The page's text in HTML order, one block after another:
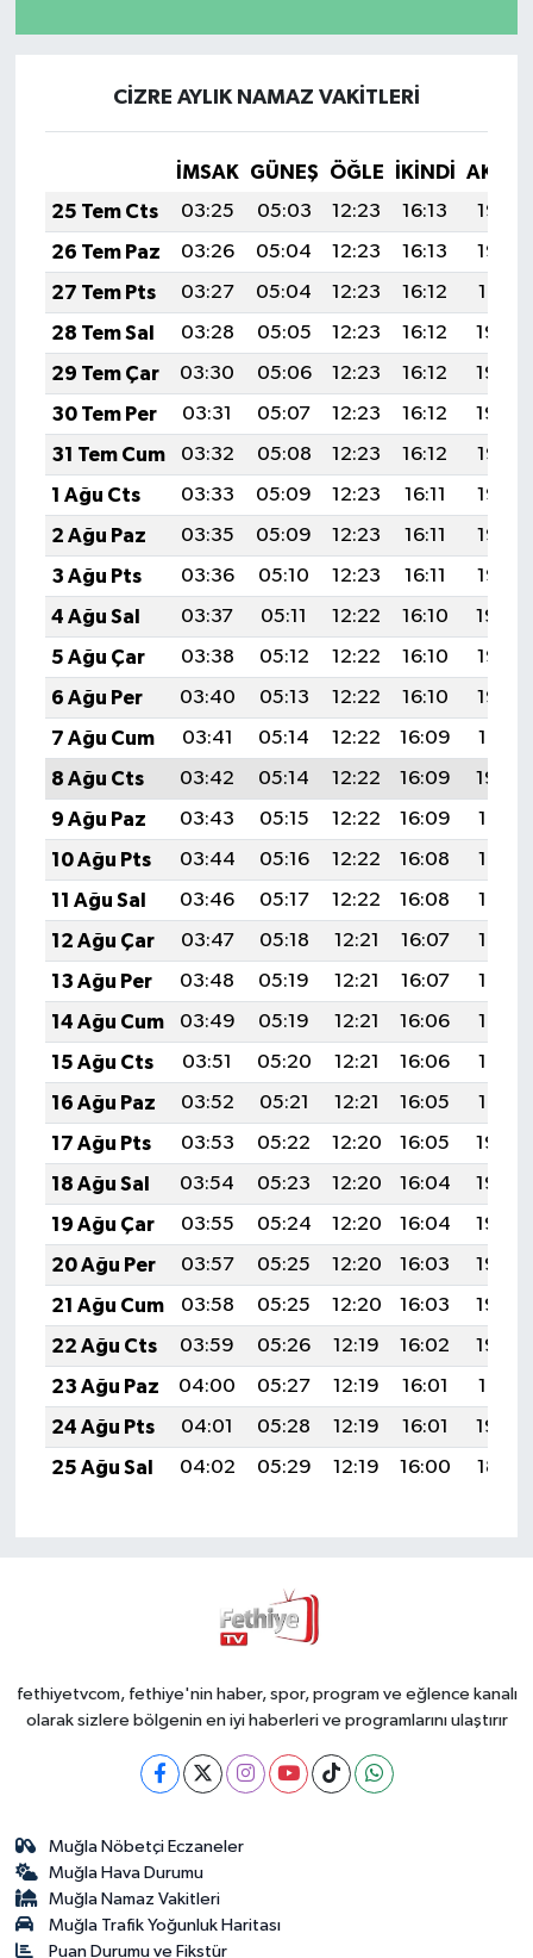
CİZRE AYLIK NAMAZ VAKITLERI
İMSAK GÜNEŞ ÖĞLE İKINDI
25 Tem Cts
03:25 05:03 12:23 16:13
19:33
26 Tem Paz
03:26 05:04 12:23 16:13
19:32
27 Tem Pts
03:27 05:04 12:23 16:12
19:31
28 Tem Sal
03:28 05:05 12:23 16:12
19:30
29 Tem Çar
03:30 05:06 12:23 16:12
19:30
30 Tem Per
03:31 05:07 12:23 16:12
19:29
31 Tem Cum
03:32 05:08 12:23 16:12
19:28
1 Ağu Cts
03:33 05:09 12:23 16:11
19:27
2 Ağu Paz
03:35 05:09 12:23 16:11
19:26
3 Ağu Pts
03:36 05:10 12:23 16:11
19:25
4 Ağu Sal
03:37 05:11 12:22 16:10
19:24
5 Ağu Çar
03:38 05:12 12:22 16:10
19:23
6 Ağu Per
03:40 05:13 12:22 16:10
19:22
7 Ağu Cum
03:41 05:14 12:22 16:09
19:21
8 Ağu Cts
03:42 05:14 12:22 16:09
19:20
9 Ağu Paz
03:43 05:15 12:22 16:09
19:19
10 Ağu Pts
03:44 05:16 12:22 16:08
19:17
11 Ağu Sal
03:46 05:17 12:22 16:08
19:16
12 Ağu Çar
03:47 05:18 12:21 16:07
19:15
13 Ağu Per
03:48 05:19 12:21 16:07
19:14
14 Ağu Cum
03:49 05:19 12:21 16:06
19:13
15 Ağu Cts
03:51 05:20 12:21 16:06
19:12
16 Ağu Paz
03:52 05:21 12:21 16:05
19:10
17 Ağu Pts
03:53 05:22 12:20 16:05
19:09
18 Ağu Sal
03:54 05:23 12:20 16:04
19:08
19 Ağu Çar
03:55 05:24 12:20 16:04
19:06
20 Ağu Per
03:57 05:25 12:20 16:03
19:05
21 Ağu Cum
03:58 05:25 12:20 16:03
19:04
22 Ağu Cts
03:59 05:26 12:19 16:02
19:02
23 Ağu Paz
04:00 05:27 12:19 16:01
19:01
24 Ağu Pts
04:01 05:28 12:19 16:01
19:00
25 Ağu Sal
04:02 05:29 12:19 16:00 18:58
fethiyetvcom, fethiye'nin haber, spor, program ve eğlence kanalı
olarak sizlere bölgenin en iyi haberleri ve programlarını ulaştırır
Muğla Nöbetçi Eczaneler
Muğla Hava Durumu
Muğla Namaz Vakitleri
Muğla Trafik Yoğunluk Haritası
Puan Durumu ve Fikstür